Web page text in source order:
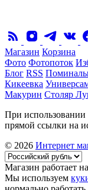
Магазин Корзина
Фото Фотопоток
Блог RSS
Кикеевка
Макурин Столяр
При использовании
прямой ссылки на
© 2026 Интернет
Магазин работает на
Мы используем